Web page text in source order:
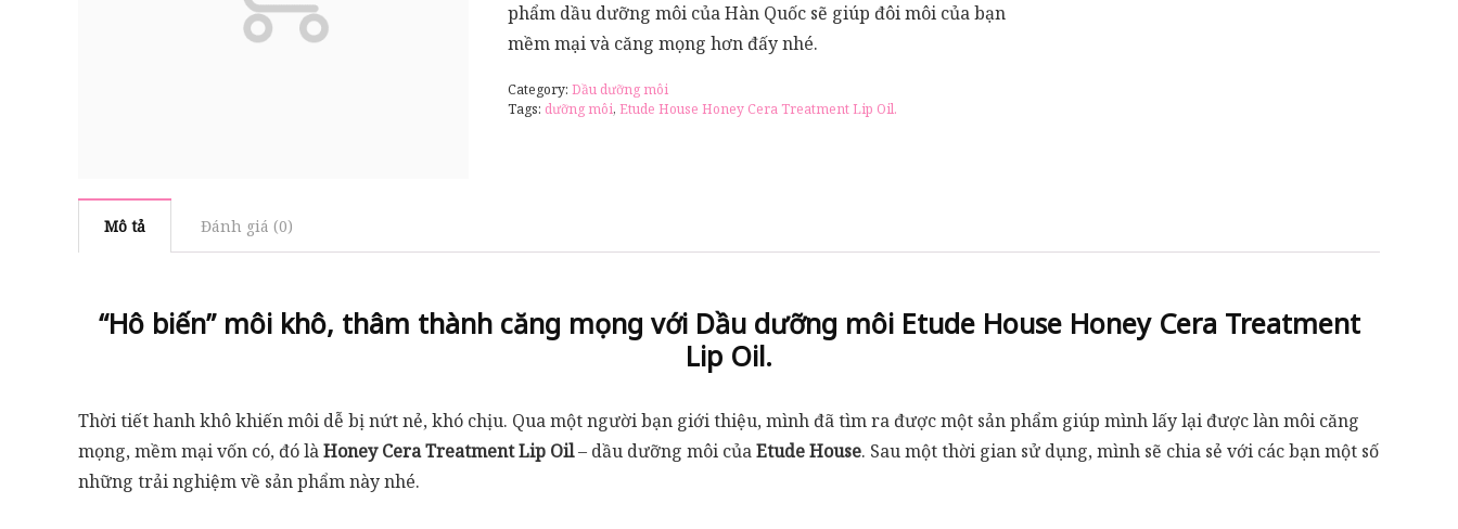
phẩm dầu dưỡng môi của Hàn Quốc sẽ giúp đôi môi của bạn
mềm mại và căng mọng hơn đấy nhé.
Category: Dầu dưỡng môi
Tags: dưỡng môi, Etude House Honey Cera Treatment Lip Oil.
Mô tả Đánh giá (0)
“Hô biến” môi khô, thâm thành căng mọng với Dầu dưỡng môi Etude House Honey Cera Treatment
Lip Oil.
Thời tiết hanh khô khiến môi dễ bị nứt nẻ, khó chịu. Qua một người bạn giới thiệu, mình đã tìm ra được một sản phẩm giúp mình lấy lại được làn môi căng
mọng, mềm mại vốn có, đó làHoney Cera Treatment Lip Oil– dầu dưỡng môi củaEtude House. Sau một thời gian sử dụng, mình sẽ chia sẻ với các bạn một số
những trải nghiệm về sản phẩm này nhé.